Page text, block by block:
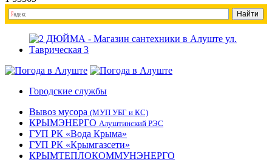
Городские службы
Вывоз мусора (МУП УБГ и КС)
КРЫМЭНЕРГО Алуштинский РЭС
ГУП РК «Вода Крыма»
ГУП РК «Крымгазсети»
КРЫМТЕПЛОКОММУНЭНЕРГО